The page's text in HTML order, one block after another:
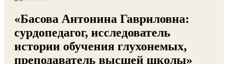
«Басова Антонина Гавриловна:
сурдопедагог, исследователь
истории обучения глухонемых,
преподаватель высшей школы»